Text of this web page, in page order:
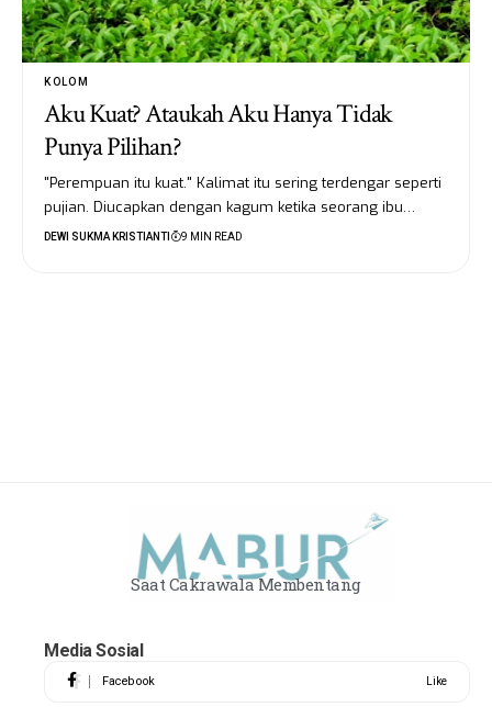
KOLOM
Aku Kuat? Ataukah Aku Hanya Tidak
Punya Pilihan?
"Perempuan itu kuat." Kalimat itu sering terdengar seperti
pujian. Diucapkan dengan kagum ketika seorang ibu…
DEWI SUKMA KRISTIANTI 9 MIN READ
Saat Cakrawala Membentang
Media Sosial
Facebook Like